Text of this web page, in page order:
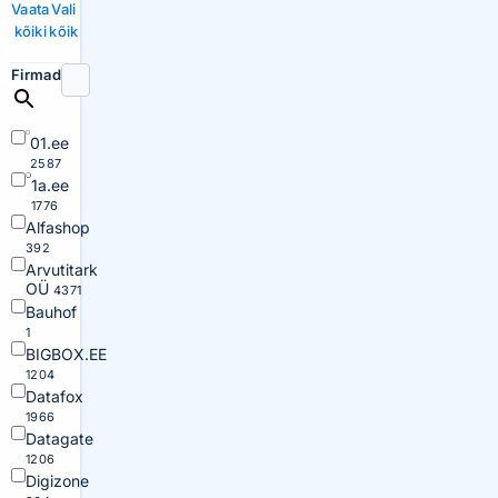
Vaata
kõiki
Vali
kõik
Firmad
01.ee
2587
1a.ee
1776
Alfashop
392
Arvutitark
OÜ 4371
Bauhof
1
BIGBOX.EE
1204
Datafox
1966
Datagate
1206
Digizone